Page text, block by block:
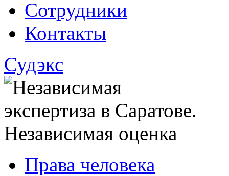
Сотрудники
Контакты
Судэкс
Права человека